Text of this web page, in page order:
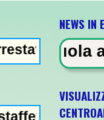
25enne -
U21 il 5
NEWS IN
Bangkok,